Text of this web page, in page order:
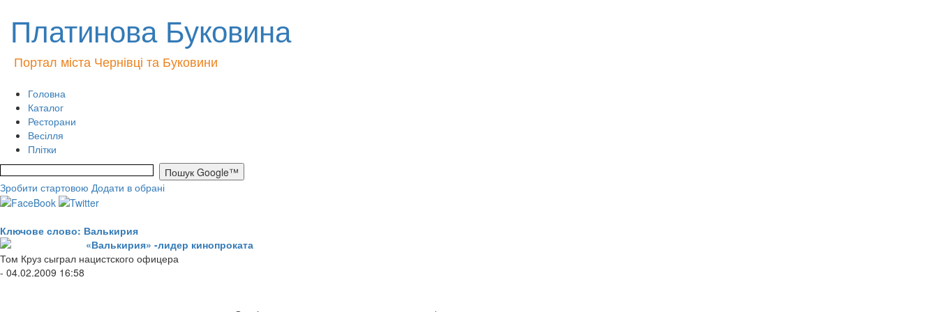
Платинова Буковина
Портал міста Чернівці та Буковини
Головна
Каталог
Ресторани
Весілля
Плітки
Зробити стартовою Додати в обрані
Ключове слово: Валькирия
«Валькирия» -лидер кинопроката
Том Круз сыграл нацистского офицера
- 04.02.2009 16:58